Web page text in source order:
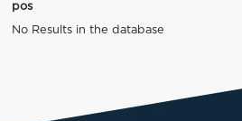
pos
No Results in the database